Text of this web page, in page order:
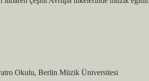
Okulu, Berlin Müzik Üniversitesi